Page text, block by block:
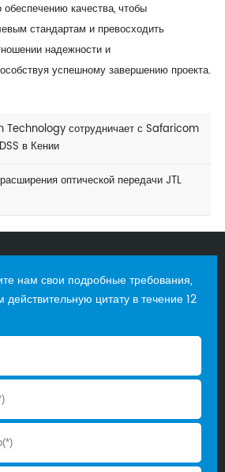
качества, чтобы
стандартам и превосходить
надежности и
успешному завершению проекта.
Technology сотрудничает с Safaricom
в Кении
оптической передачи JTL
нам свои подробные требования,
цитату в течение 12